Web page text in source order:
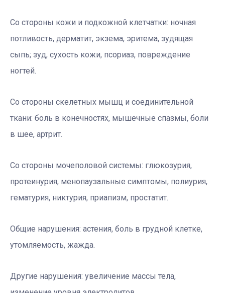
Со стороны кожи и подкожной клетчатки: ночная
потливость, дерматит, экзема, эритема, зудящая
сыпь; зуд, сухость кожи, псориаз, повреждение
ногтей.
Со стороны скелетных мышц и соединительной
ткани: боль в конечностях, мышечные спазмы, боли
в шее, артрит.
Со стороны мочеполовой системы: глюкозурия,
протеинурия, менопаузальные симптомы, полиурия,
гематурия, никтурия, приапизм, простатит.
Общие нарушения: астения, боль в грудной клетке,
утомляемость, жажда.
Другие нарушения: увеличение массы тела,